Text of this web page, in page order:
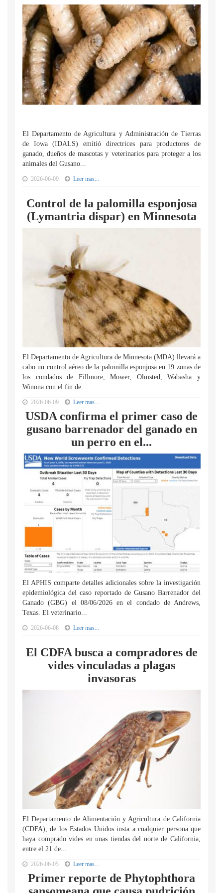
El Departamento de Agricultura y Administración de Tierras
de Iowa (IDALS) emitió directrices para productores de
ganado, dueños de mascotas y veterinarios para proteger a los
animales del Gusano...
2026-06-09 Leer mas...
Control de la palomilla esponjosa
(Lymantria dispar) en Minnesota
El Departamento de Agricultura de Minnesota (MDA) llevará a
cabo un control aéreo de la palomilla esponjosa en 19 zonas de
los condados de Fillmore, Mower, Olmsted, Wabasha y
Winona con el fin de...
2026-06-09 Leer mas...
USDA confirma el primer caso de
gusano barrenador del ganado en
un perro en el...
El APHIS comparte detalles adicionales sobre la investigación
epidemiológica del caso reportado de Gusano Barrenador del
Ganado (GBG) el 08/06/2026 en el condado de Andrews,
Texas. El veterinario...
2026-06-08 Leer mas...
El CDFA busca a compradores de
vides vinculadas a plagas
invasoras
El Departamento de Alimentación y Agricultura de California
(CDFA), de los Estados Unidos insta a cualquier persona que
haya comprado vides en unas tiendas del norte de California,
entre el 21 de...
2026-06-05 Leer mas...
Primer reporte de Phytophthora